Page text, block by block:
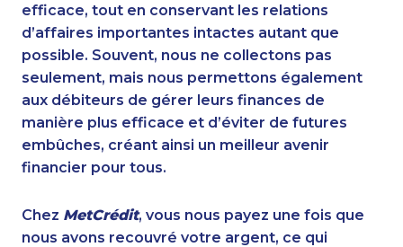
efficace, tout en conservant les relations
d’affaires importantes intactes autant que
possible. Souvent, nous ne collectons pas
seulement, mais nous permettons également
aux débiteurs de gérer leurs finances de
manière plus efficace et d’éviter de futures
embûches, créant ainsi un meilleur avenir
financier pour tous.
Chez MetCrédit, vous nous payez une fois que
nous avons recouvré votre argent, ce qui